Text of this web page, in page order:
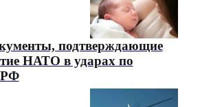
подтверждающие
НАТО в ударах по
РФ